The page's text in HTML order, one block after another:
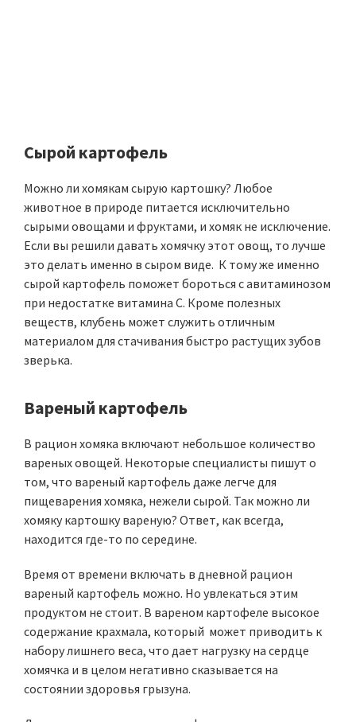
Сырой картофель
Можно ли хомякам сырую картошку? Любое
животное в природе питается исключительно
сырыми овощами и фруктами, и хомяк не исключение.
Если вы решили давать хомячку этот овощ, то лучше
это делать именно в сыром виде. К тому же именно
сырой картофель поможет бороться с авитаминозом
при недостатке витамина C. Кроме полезных
веществ, клубень может служить отличным
материалом для стачивания быстро растущих зубов
зверька.
Вареный картофель
В рацион хомяка включают небольшое количество
вареных овощей. Некоторые специалисты пишут о
том, что вареный картофель даже легче для
пищеварения хомяка, нежели сырой. Так можно ли
хомяку картошку вареную? Ответ, как всегда,
находится где-то по середине.
Время от времени включать в дневной рацион
вареный картофель можно. Но увлекаться этим
продуктом не стоит. В вареном картофеле высокое
содержание крахмала, который может приводить к
набору лишнего веса, что дает нагрузку на сердце
хомячка и в целом негативно сказывается на
состоянии здоровья грызуна.